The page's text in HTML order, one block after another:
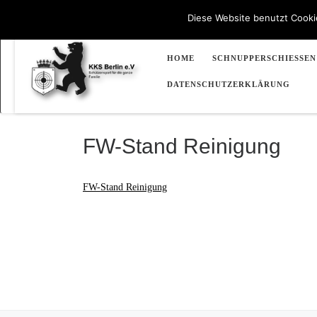
Mi. & Fr. 18:00 - 22:00 Uhr info@kks-
HOME SCHNUPPERSCHIESSEN
DATENSCHUTZERKLÄRUNG
FW-Stand Reinigung
FW-Stand Reinigung
Diese Website benutzt